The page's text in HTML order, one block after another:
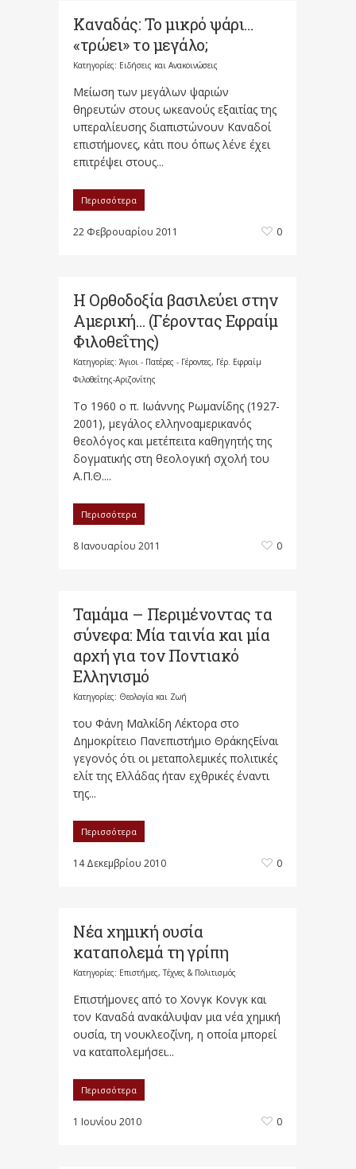
Καναδάς: Το μικρό ψάρι…
«τρώει» το μεγάλο;
Κατηγορίες: Ειδήσεις και Ανακοινώσεις
Μείωση των μεγάλων ψαριών
θηρευτών στους ωκεανούς εξαιτίας της
υπεραλίευσης διαπιστώνουν Καναδοί
επιστήμονες, κάτι που όπως λένε έχει
επιτρέψει στους...
Περισσότερα
22 Φεβρουαρίου 2011 0
Η Ορθοδοξία βασιλεύει στην
Αμερική… (Γέροντας Εφραίμ
Φιλοθεΐτης)
Κατηγορίες: Άγιοι - Πατέρες - Γέροντες, Γέρ. Εφραίμ
Φιλοθεΐτης-Αριζονίτης
Το 1960 ο π. Ιωάννης Ρωμανίδης (1927-
2001), μεγάλος ελληνοαμερικανός
θεολόγος και μετέπειτα καθηγητής της
δογματικής στη θεολογική σχολή του
Α.Π.Θ....
Περισσότερα
8 Ιανουαρίου 2011 0
Ταμάμα – Περιμένοντας τα
σύνεφα: Μία ταινία και μία
αρχή για τον Ποντιακό
Ελληνισμό
Κατηγορίες: Θεολογία και Ζωή
του Φάνη Μαλκίδη Λέκτορα στο
Δημοκρίτειο Πανεπιστήμιο ΘράκηςΕίναι
γεγονός ότι οι μεταπολεμικές πολιτικές
ελίτ της Ελλάδας ήταν εχθρικές έναντι
της...
Περισσότερα
14 Δεκεμβρίου 2010 0
Νέα χημική ουσία
καταπολεμά τη γρίπη
Κατηγορίες: Επιστήμες, Τέχνες & Πολιτισμός
Επιστήμονες από το Χονγκ Κονγκ και
τον Καναδά ανακάλυψαν μια νέα χημική
ουσία, τη νουκλεοζίνη, η οποία μπορεί
να καταπολεμήσει...
Περισσότερα
1 Ιουνίου 2010 0